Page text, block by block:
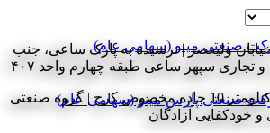
صنعتی مینو (سهامی عام)
صنعتی پارس مینو (سهامی عام)
ولیعصر | نرسیده به پارک ساعی، جنب
تجاری سپهر ساعی طبقه چهارم واحد ۴۰۷
تهران | کیلومتر 10 جاده مخصوص کرج | گروه صنعتی
خودکفایی آزادگان